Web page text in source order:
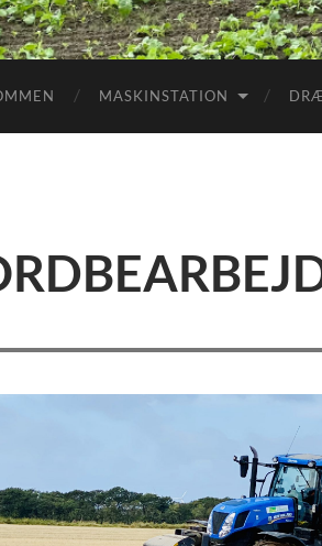
MASKINSTATION